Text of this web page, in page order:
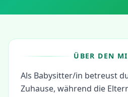
ÜBER DEN
Als Babysitter/in betreust
Zuhause, während die